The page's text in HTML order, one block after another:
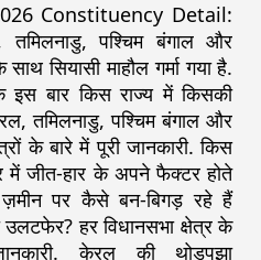
Constituency Detail:
पश्चिम बंगाल और
सियासी माहौल गर्मा गया है.
इस बार किस राज्य में किसकी
तमिलनाडु, पश्चिम बंगाल और
के बारे में पूरी जानकारी. किस
में जीत-हार के अपने फैक्टर होते
पर कैसे बन-बिगड़ रहे हैं
उलटफेर? हर विधानसभा क्षेत्र के
केरल की थोडुपुझा